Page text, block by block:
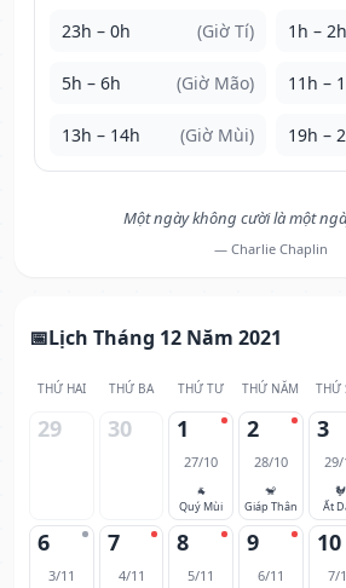
23h – 0h (Giờ Tí) 1h – 2h
5h – 6h (Giờ Mão) 11h –
13h – 14h (Giờ Mùi) 19h –
Một ngày không cười là một
— Charlie Chaplin
Lịch Tháng 12 Năm 2021
THỨ HAI THỨ BA THỨ TƯ THỨ NĂM THỨ
29 30 1
27/10
🐐
Quý Mùi
2
28/10
🐒
Giáp Thân
3
29/
🐓
Ất
6
3/11
7
4/11
8
5/11
9
6/11
10
7/